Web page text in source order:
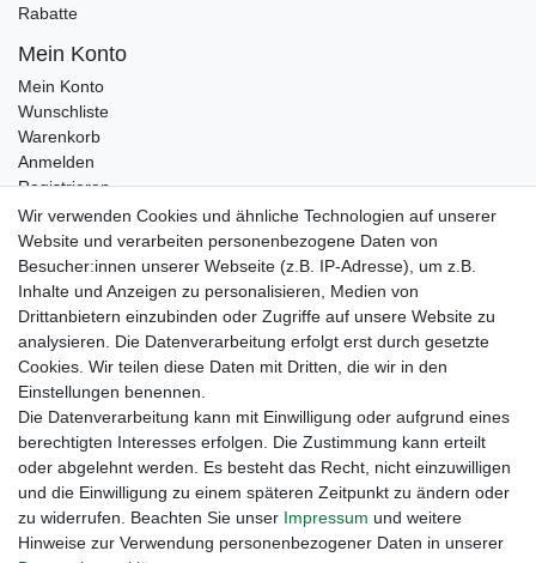
Rabatte
Mein Konto
Mein Konto
Wunschliste
Warenkorb
Anmelden
Registrieren
Kontakt
Newsletter Anmeldung
Newsletter Abmeldung
Wir verwenden Cookies und ähnliche Technologien auf unserer
Website und verarbeiten personenbezogene Daten von
Besucher:innen unserer Webseite (z.B. IP-Adresse), um z.B.
Inhalte und Anzeigen zu personalisieren, Medien von
Drittanbietern einzubinden oder Zugriffe auf unsere Website zu
analysieren. Die Datenverarbeitung erfolgt erst durch gesetzte
Cookies. Wir teilen diese Daten mit Dritten, die wir in den
Einstellungen benennen.
Die Datenverarbeitung kann mit Einwilligung oder aufgrund eines
berechtigten Interesses erfolgen. Die Zustimmung kann erteilt
oder abgelehnt werden. Es besteht das Recht, nicht einzuwilligen
und die Einwilligung zu einem späteren Zeitpunkt zu ändern oder
zu widerrufen. Beachten Sie unser Impressum und weitere
Hinweise zur Verwendung personenbezogener Daten in unserer